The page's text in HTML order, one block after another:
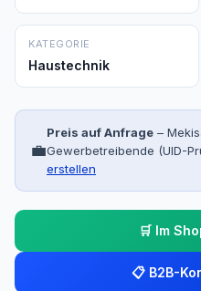
KATEGORIE
Haustechnik
💼
Preis auf Anfrage –
Gewerbetreibende (UID-
erstellen
🛒 Im
📋 B2B-